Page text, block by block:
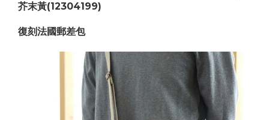
芥末黃(12304199)
復刻法國郵差包